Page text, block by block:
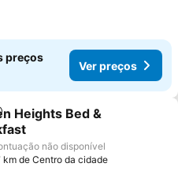
preços
Ver preços
aos favoritos
Heights Bed &
não disponível
km de Centro da cidade